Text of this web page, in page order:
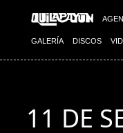
GALERÍA DISCOS
11 DE